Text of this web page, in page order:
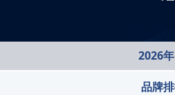
2026
品牌排